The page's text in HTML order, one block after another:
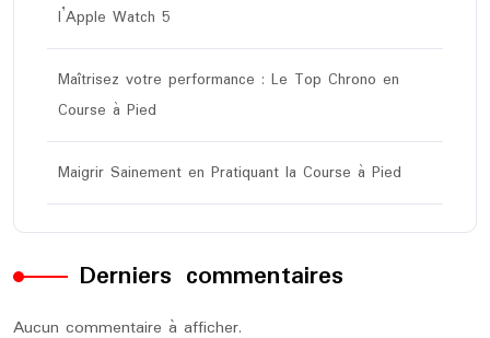
l’Apple Watch 5
Maîtrisez votre performance : Le Top Chrono en
Course à Pied
Maigrir Sainement en Pratiquant la Course à Pied
Derniers commentaires
Aucun commentaire à afficher.